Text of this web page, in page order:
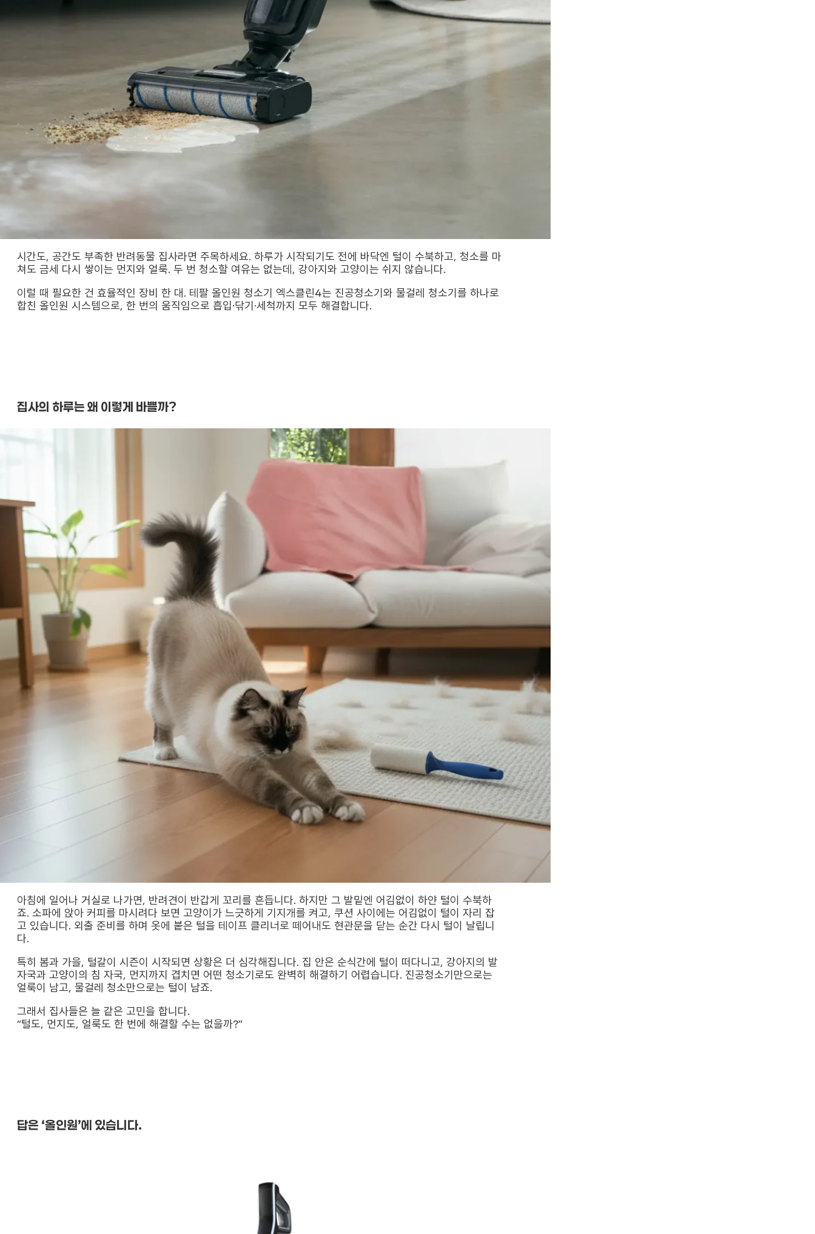
시간도, 공간도 부족한 반려동물 집사라면 주목하세요. 하루가 시작되기도 전에 바닥엔 털이 수북하고, 청소를 마
쳐도 금세 다시 쌓이는 먼지와 얼룩. 두 번 청소할 여유는 없는데, 강아지와 고양이는 쉬지 않습니다.
이럴 때 필요한 건 효율적인 장비 한 대. 테팔 올인원 청소기 엑스클린4는 진공청소기와 물걸레 청소기를 하나로
합친 올인원 시스템으로, 한 번의 움직임으로 흡입·닦기·세척까지 모두 해결합니다.
집사의 하루는 왜 이렇게 바쁠까?
아침에 일어나 거실로 나가면, 반려견이 반갑게 꼬리를 흔듭니다. 하지만 그 발밑엔 어김없이 하얀 털이 수북하
죠. 소파에 앉아 커피를 마시려다 보면 고양이가 느긋하게 기지개를 켜고, 쿠션 사이에는 어김없이 털이 자리 잡
고 있습니다. 외출 준비를 하며 옷에 붙은 털을 테이프 클리너로 떼어내도 현관문을 닫는 순간 다시 털이 날립니
다.
특히 봄과 가을, 털갈이 시즌이 시작되면 상황은 더 심각해집니다. 집 안은 순식간에 털이 떠다니고, 강아지의 발
자국과 고양이의 침 자국, 먼지까지 겹치면 어떤 청소기로도 완벽히 해결하기 어렵습니다. 진공청소기만으로는
얼룩이 남고, 물걸레 청소만으로는 털이 남죠.
그래서 집사들은 늘 같은 고민을 합니다.
“털도, 먼지도, 얼룩도 한 번에 해결할 수는 없을까?”
답은 ‘올인원’에 있습니다.